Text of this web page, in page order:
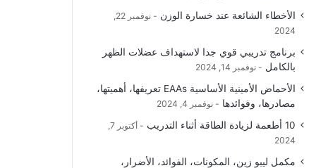
الأخطاء الشائعة عند خسارة الوزن
نوفمبر 22,
2024
برنامج تدريبي قوي جدا لاستهداف عضلات الظهر
بالكامل
نوفمبر 14, 2024
الأحماض الأمينية الأساسية EAAs تعريفها، أهميتها،
مصادرها، وفوائدها
نوفمبر 4, 2024
10 أطعمة لزيادة الطاقة أثناء التدريب
أكتوبر 7,
2024
مكمل ليبو زين، المكونات، الفوائد، الأضرار،